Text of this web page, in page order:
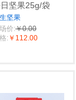
坚果25g/袋
坚果
价:￥0.00
: ￥112.00